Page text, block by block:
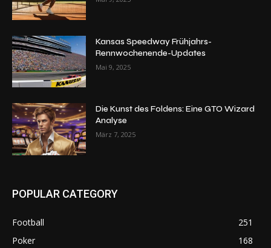
Kansas Speedway Frühjahrs-
Rennwochenende-Updates
Mai 9, 2025
Die Kunst des Foldens: Eine GTO Wizard
Analyse
März 7, 2025
POPULAR CATEGORY
Football
251
Poker
168